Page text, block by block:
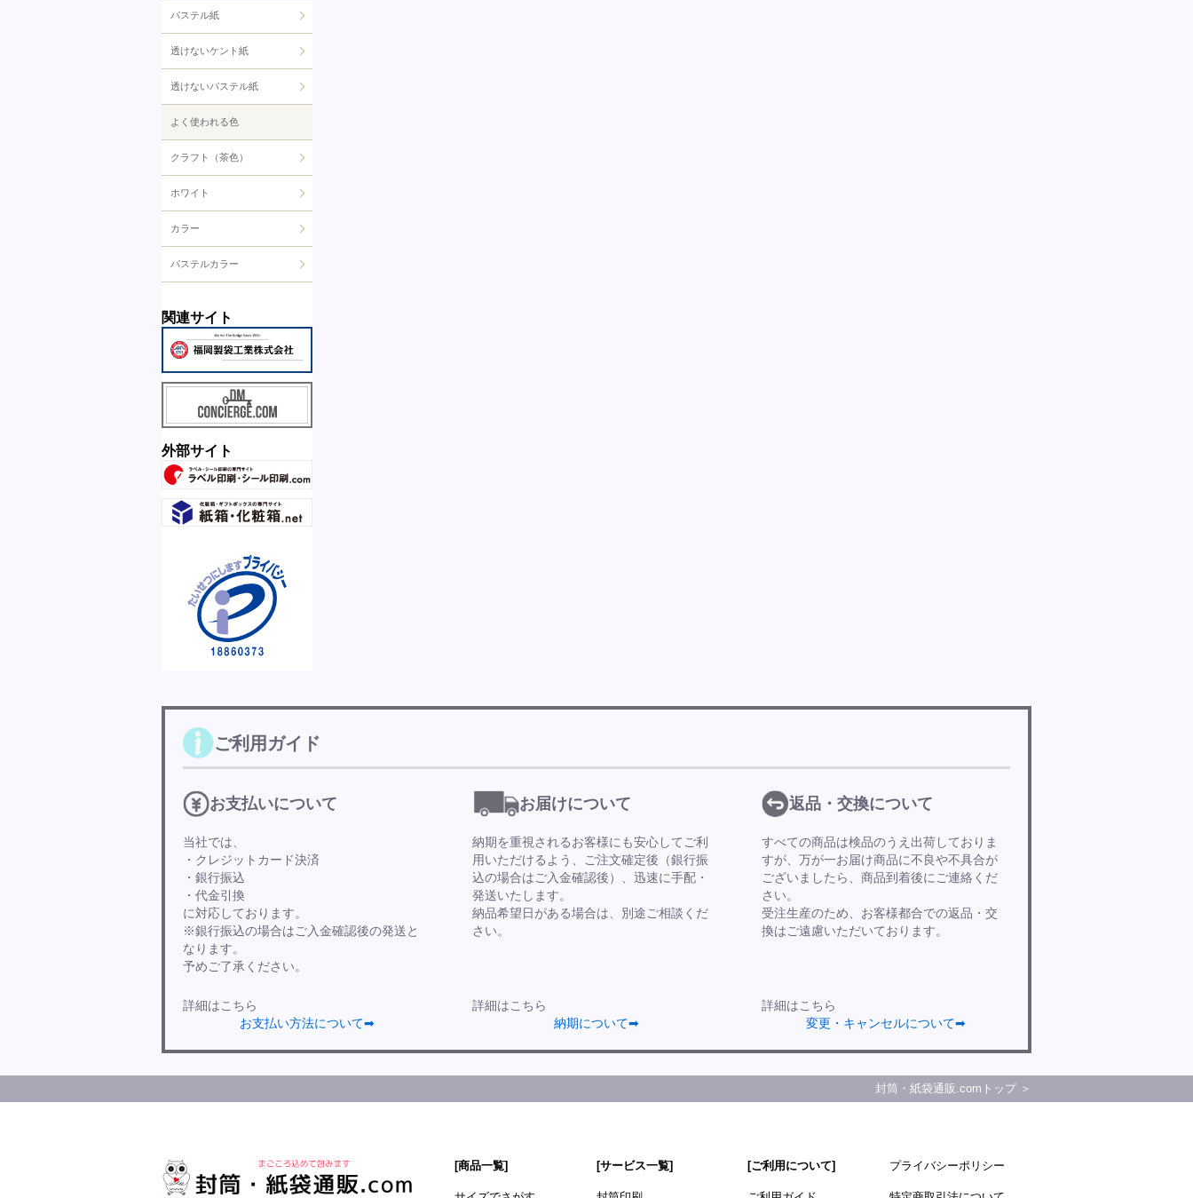
パステル紙
透けないケント紙
透けないパステル紙
よく使われる色
クラフト（茶色）
ホワイト
カラー
パステルカラー
関連サイト
外部サイト
ご利用ガイド
お支払いについて
当社では、
・クレジットカード決済
・銀行振込
・代金引換
に対応しております。
※銀行振込の場合はご入金確認後の発送と
なります。
予めご了承ください。
詳細はこちら
お支払い方法について➡
お届けについて
納期を重視されるお客様にも安心してご利
用いただけるよう、ご注文確定後（銀行振
込の場合はご入金確認後）、迅速に手配・
発送いたします。
納品希望日がある場合は、別途ご相談くだ
さい。
詳細はこちら
納期について➡
返品・交換について
すべての商品は検品のうえ出荷しておりま
すが、万が一お届け商品に不良や不具合が
ございましたら、商品到着後にご連絡くだ
さい。
受注生産のため、お客様都合での返品・交
換はご遠慮いただいております。
詳細はこちら
変更・キャンセルについて➡
封筒・紙袋通販.comトップ ＞
[商品一覧] [サービス一覧] [ご利用について] プライバシーポリシー